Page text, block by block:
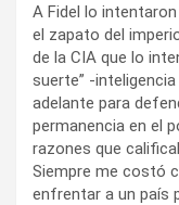
A Fidel lo
el zapato del
de la CIA que lo
suerte” -
adelante para
permanencia en el
razones que
Siempre me costó
enfrentar a un país